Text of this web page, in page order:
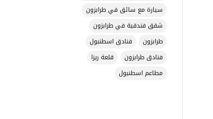
سيارة مع سائق في طرابزون
شقق فندقية في طرابزون
طرابزون
فنادق اسطنبول
فنادق طرابزون
قلعة ريزا
مطاعم اسطنبول